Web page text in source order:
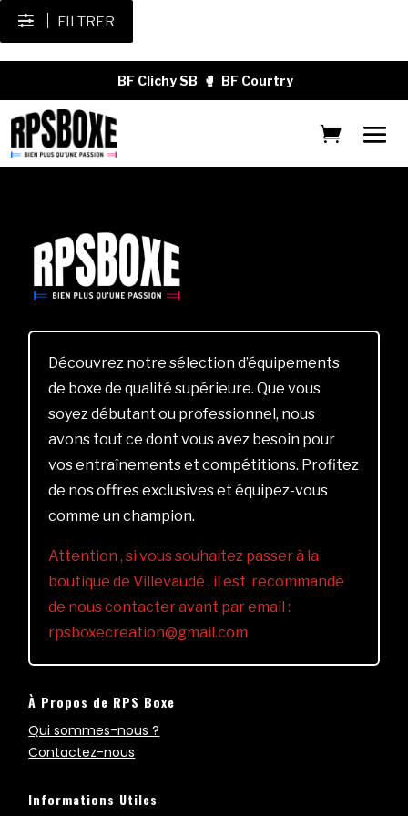
FILTRER
BF Clichy SB 🥊 BF Courtry
Découvrez notre sélection d’équipements
de boxe de qualité supérieure. Que vous
soyez débutant ou professionnel, nous
avons tout ce dont vous avez besoin pour
vos entraînements et compétitions. Profitez
de nos offres exclusives et équipez-vous
comme un champion.
Attention , si vous souhaitez passer à la
boutique de Villevaudé , il est recommandé
de nous contacter avant par email :
rpsboxecreation@gmail.com
À Propos de RPS Boxe
Qui sommes-nous ?
Contactez-nous
Informations Utiles